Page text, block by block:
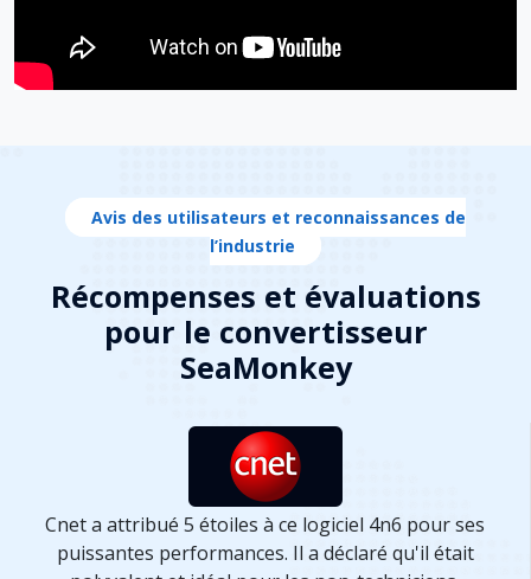
Avis des utilisateurs et reconnaissances de
l’industrie
Récompenses et évaluations
pour le convertisseur
SeaMonkey
Cnet a attribué 5 étoiles à ce logiciel 4n6 pour ses
puissantes performances. Il a déclaré qu'il était